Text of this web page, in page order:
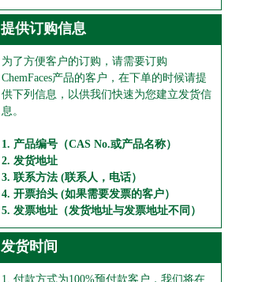
提供订购信息
为了方便客户的订购，请需要订购
ChemFaces产品的客户，在下单的时候请提
供下列信息，以供我们快速为您建立发货信
息。
1. 产品编号（CAS No.或产品名称）
2. 发货地址
3. 联系方法 (联系人，电话）
4. 开票抬头 (如果需要发票的客户）
5. 发票地址（发货地址与发票地址不同）
发货时间
1. 付款方式为100%预付款客户，我们将在